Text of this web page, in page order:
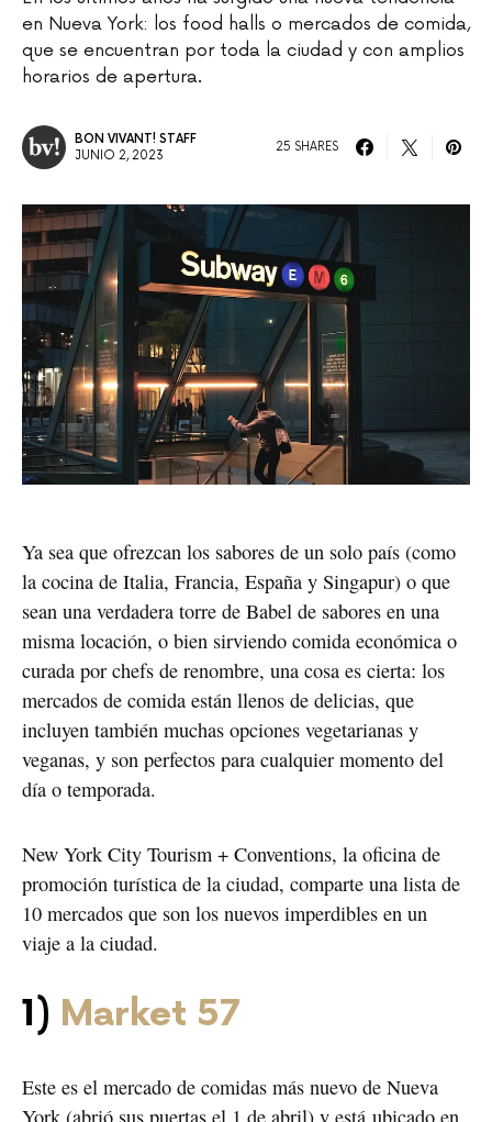
en Nueva York: los food halls o mercados de comida,
que se encuentran por toda la ciudad y con amplios
horarios de apertura.
BON VIVANT! STAFF
JUNIO 2, 2023
25 SHARES
Ya sea que ofrezcan los sabores de un solo país (como
la cocina de Italia, Francia, España y Singapur) o que
sean una verdadera torre de Babel de sabores en una
misma locación, o bien sirviendo comida económica o
curada por chefs de renombre, una cosa es cierta: los
mercados de comida están llenos de delicias, que
incluyen también muchas opciones vegetarianas y
veganas, y son perfectos para cualquier momento del
día o temporada.
New York City Tourism + Conventions, la oficina de
promoción turística de la ciudad, comparte una lista de
10 mercados que son los nuevos imperdibles en un
viaje a la ciudad.
1) Market 57
Este es el mercado de comidas más nuevo de Nueva
York (abrió sus puertas el 1 de abril) y está ubicado en